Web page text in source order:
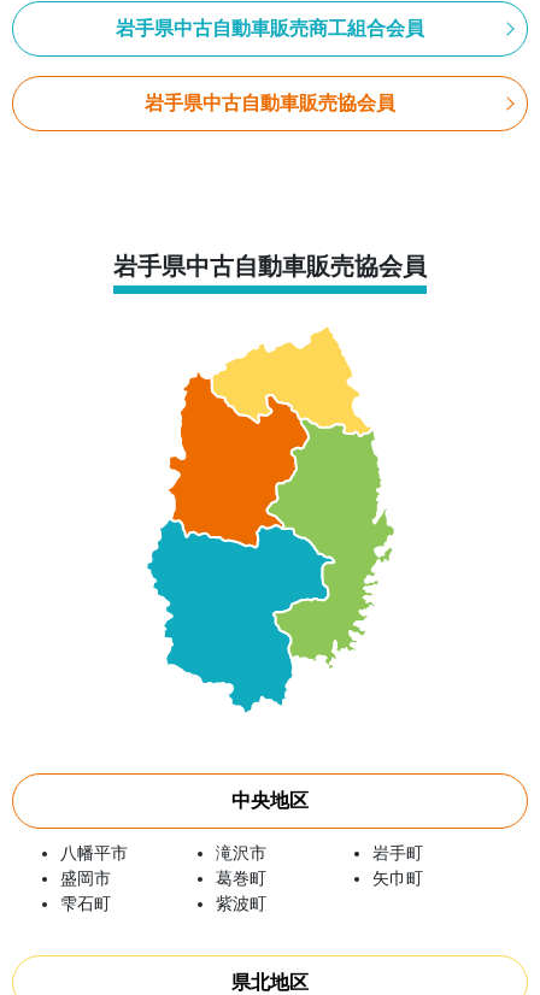
岩手県中古自動車販売商工組合会員
岩手県中古自動車販売協会員
岩手県中古自動車販売協会員
中央地区
八幡平市 滝沢市
岩手町
盛岡市
葛巻町
矢巾町
雫石町
紫波町
県北地区